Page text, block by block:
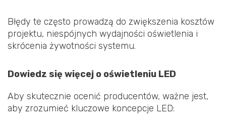
Błędy te często prowadzą do zwiększenia kosztów
projektu, niespójnych wydajności oświetlenia i
skrócenia żywotności systemu.
Dowiedz się więcej o oświetleniu LED
Aby skutecznie ocenić producentów, ważne jest,
aby zrozumieć kluczowe koncepcje LED: